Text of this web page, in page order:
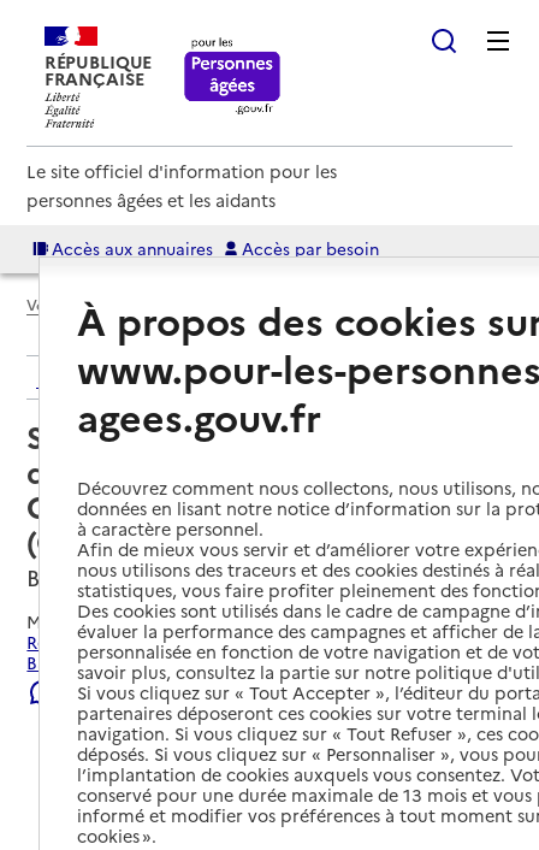
RÉPUBLIQUE
FRANÇAISE
Le site officiel d'information pour les
personnes âgées et les aidants
Accès aux annuaires Accès par besoin
Voir le fil d’Ariane
Retour aux résultats de l'annuaire
Service de soins infirmiers à
domicile – SSIAD - Centre
Communal d'Action Sociale
(CCAS)
Bagnolet, SEINE-SAINT-DENIS
Mis à jour le23/07/2026
Rechercher les établissements et services autour de
Bagnolet.
Signaler une erreur
À propos des cookies
www.pour-les-
agees.gouv.fr
Découvrez comment nous collectons, nous utilisons,
données en lisant notre notice d’information sur la
à caractère personnel.
Afin de mieux vous servir et d’améliorer votre
nous utilisons des traceurs et des cookies destinés à
statistiques, vous faire profiter pleinement des
Des cookies sont utilisés dans le cadre de campagne
évaluer la performance des campagnes et afficher de
personnalisée en fonction de votre navigation et de
savoir plus, consultez la partie sur notre politique
Si vous cliquez sur « Tout Accepter », l’éditeur du
partenaires déposeront ces cookies sur votre terminal
navigation. Si vous cliquez sur « Tout Refuser », ces
déposés. Si vous cliquez sur « Personnaliser », vous
l’implantation de cookies auxquels vous consentez.
conservé pour une durée maximale de 13 mois et
informé et modifier vos préférences à tout moment
cookies ».